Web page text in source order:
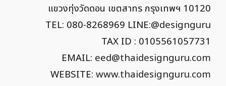
แขวงทุ่งวัดดอน เขตสาทร กรุงเทพฯ 10120
TEL: 080-8268969 LINE:@designguru
TAX ID : 0105561057731
EMAIL: eed@thaidesignguru.com
WEBSITE: www.thaidesignguru.com